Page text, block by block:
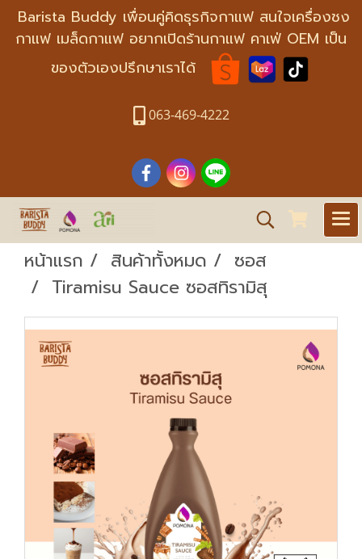
Barista Buddy เพื่อนคู่คิดธุรกิจกาแฟ สนใจเครื่องชง
กาแฟ เมล็ดกาแฟ อยากเปิดร้านกาแฟ คาเฟ่ OEM เป็น
ของตัวเองปรึกษาเราได้
063-469-4222
หน้าแรก สินค้าทั้งหมด
ซอส
Tiramisu Sauce ซอสทิรามิสุ